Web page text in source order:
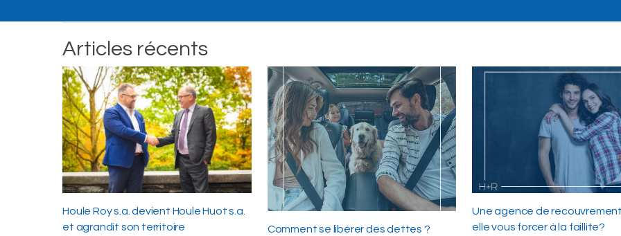
Articles récents
Houle Roy s.a. devient Houle Huot s.a.
et agrandit son territoire
Comment se libérer des dettes ?
Une agence de
elle vous forcer à la faillite?